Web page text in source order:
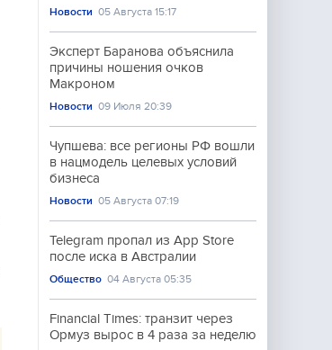
Новости 05 Августа 15:17
Эксперт Баранова объяснила
причины ношения очков
Макроном
Новости 09 Июля 20:39
Чупшева: все регионы РФ вошли
в нацмодель целевых условий
бизнеса
Новости 05 Августа 07:19
Telegram пропал из App Store
после иска в Австралии
Общество 04 Августа 05:35
Financial Times: транзит через
Ормуз вырос в 4 раза за неделю